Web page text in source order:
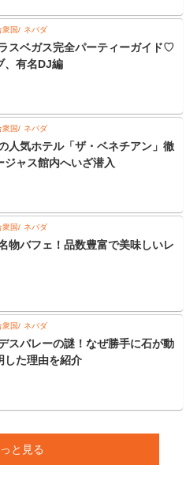
衆国 ネバダ
スベガス完全パーティーガイド♡
、有名DJ編
衆国 ネバダ
人気ホテル「ザ・ベネチアン」徹
ジャス館内へいざ潜入
衆国 ネバダ
物バフェ！品数豊富で美味しいレ
衆国 ネバダ
スバレーの謎！なぜ勝手に石が動
した理由を紹介
と見る